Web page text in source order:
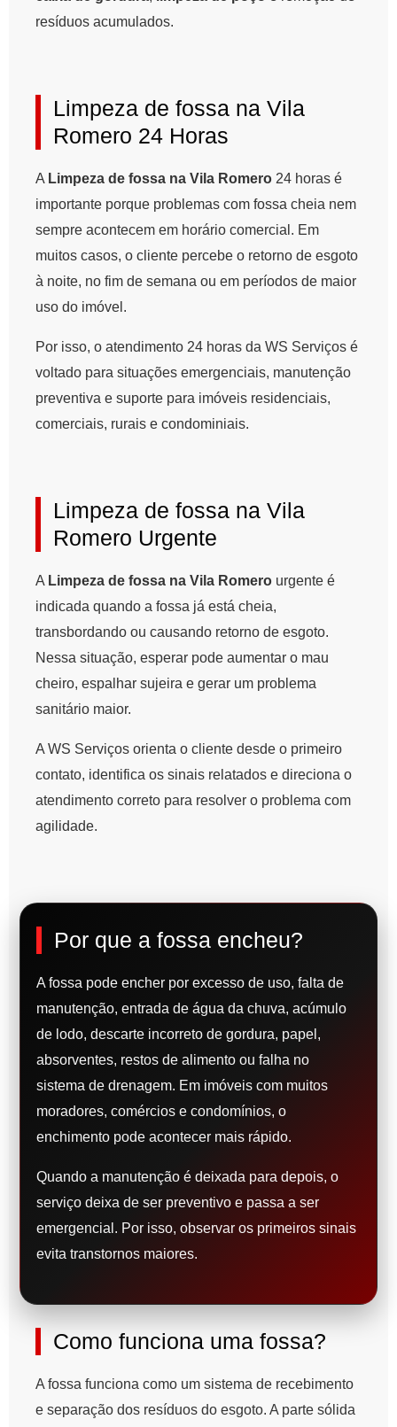
resíduos acumulados.
Limpeza de fossa na Vila
Romero 24 Horas
A Limpeza de fossa na Vila Romero 24 horas é
importante porque problemas com fossa cheia nem
sempre acontecem em horário comercial. Em
muitos casos, o cliente percebe o retorno de esgoto
à noite, no fim de semana ou em períodos de maior
uso do imóvel.
Por isso, o atendimento 24 horas da WS Serviços é
voltado para situações emergenciais, manutenção
preventiva e suporte para imóveis residenciais,
comerciais, rurais e condominiais.
Limpeza de fossa na Vila
Romero Urgente
A Limpeza de fossa na Vila Romero urgente é
indicada quando a fossa já está cheia,
transbordando ou causando retorno de esgoto.
Nessa situação, esperar pode aumentar o mau
cheiro, espalhar sujeira e gerar um problema
sanitário maior.
A WS Serviços orienta o cliente desde o primeiro
contato, identifica os sinais relatados e direciona o
atendimento correto para resolver o problema com
agilidade.
Por que a fossa encheu?
A fossa pode encher por excesso de uso, falta de
manutenção, entrada de água da chuva, acúmulo
de lodo, descarte incorreto de gordura, papel,
absorventes, restos de alimento ou falha no
sistema de drenagem. Em imóveis com muitos
moradores, comércios e condomínios, o
enchimento pode acontecer mais rápido.
Quando a manutenção é deixada para depois, o
serviço deixa de ser preventivo e passa a ser
emergencial. Por isso, observar os primeiros sinais
evita transtornos maiores.
Como funciona uma fossa?
A fossa funciona como um sistema de recebimento
e separação dos resíduos do esgoto. A parte sólida